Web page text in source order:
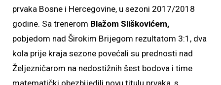
prvaka Bosne i Hercegovine, u sezoni 2017/2018
godine. Sa trenerom Blažom Sliškovićem,
pobjedom nad Širokim Brijegom rezultatom 3:1, dva
kola prije kraja sezone povećali su prednosti nad
Željezničarom na nedostižnih šest bodova i time